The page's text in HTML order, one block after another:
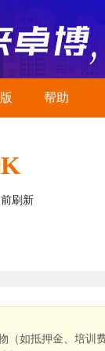
帮助
刷新
（如抵押金、培训